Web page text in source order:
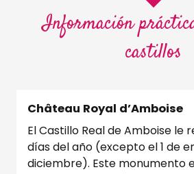
Información
castillos
Château Royal d’Amboise
El Castillo Real de Amboise le
días del año (excepto el 1 de
diciembre). Este monumento